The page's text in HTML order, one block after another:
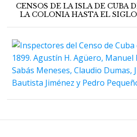
CENSOS DE LA ISLA DE CUBA
LA COLONIA HASTA EL